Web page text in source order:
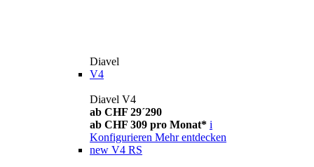
Diavel
V4
Diavel V4
ab CHF 29´290
ab CHF 309 pro Monat* i
Konfigurieren Mehr entdecken
new V4 RS